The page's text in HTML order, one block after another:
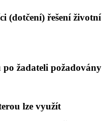
(dotčení) řešení životní
po žadateli požadovány
lze využít